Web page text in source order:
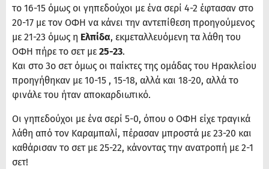
το 16-15 όμως οι γηπεδούχοι με ένα σερί 4-2 έφτασαν στο
20-17 με τον ΟΦΗ να κάνει την αντεπίθεση προηγούμενος
με 21-23 όμως η Ελπίδα, εκμεταλλευόμενη τα λάθη του
ΟΦΗ πήρε το σετ με 25-23.
Και στο 3ο σετ όμως οι παίκτες της ομάδας του Ηρακλείου
προηγήθηκαν με 10-15 , 15-18, αλλά και 18-20, αλλά το
φινάλε του ήταν αποκαρδιωτικό.
Οι γηπεδούχοι με ένα σερί 5-0, όπου ο ΟΦΗ είχε τραγικά
λάθη από τον Καραμπαλί, πέρασαν μπροστά με 23-20 και
καθάρισαν το σετ με 25-22, κάνοντας την ανατροπή με 2-1
σετ!